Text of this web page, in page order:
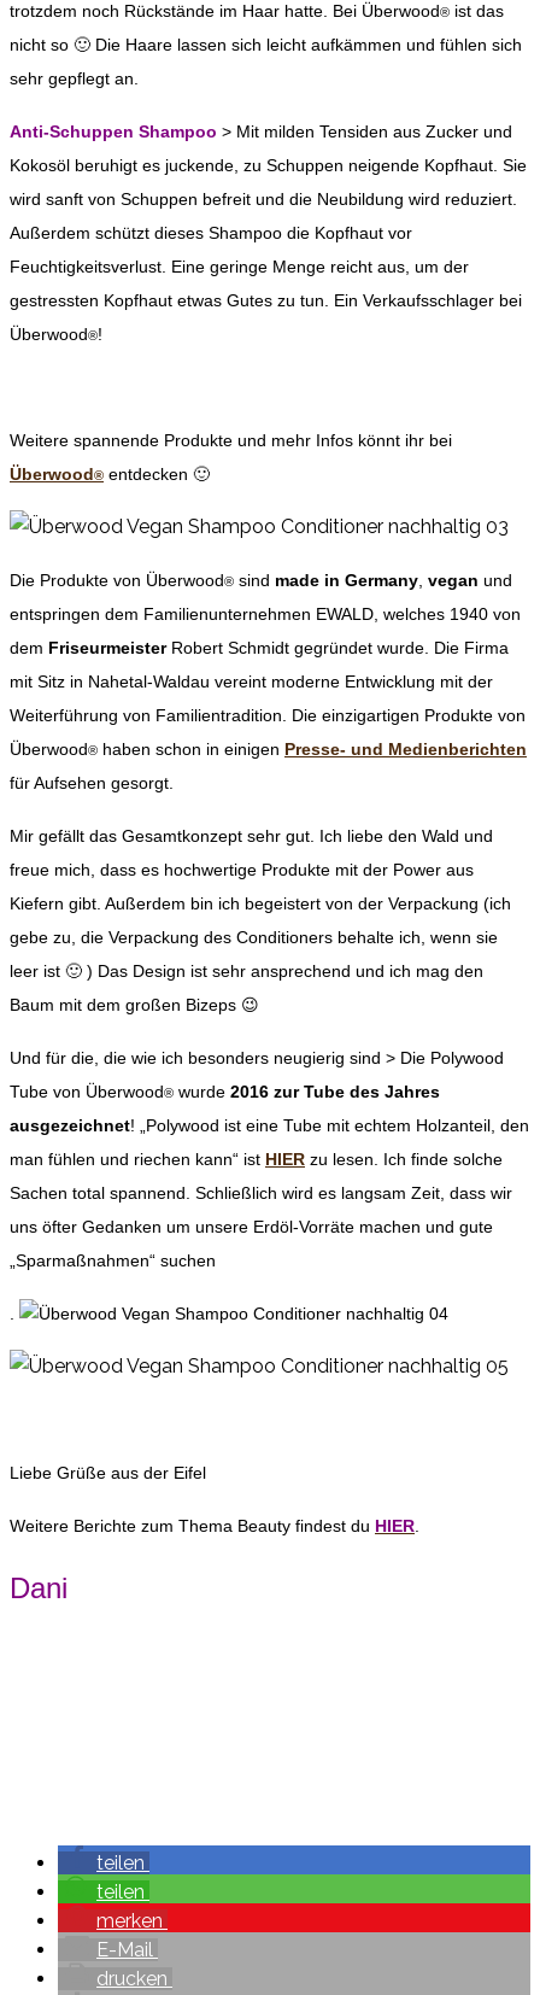
trotzdem noch Rückstände im Haar hatte. Bei Überwood® ist das
nicht so 🙂 Die Haare lassen sich leicht aufkämmen und fühlen sich
sehr gepflegt an.
Anti-Schuppen Shampoo > Mit milden Tensiden aus Zucker und
Kokosöl beruhigt es juckende, zu Schuppen neigende Kopfhaut. Sie
wird sanft von Schuppen befreit und die Neubildung wird reduziert.
Außerdem schützt dieses Shampoo die Kopfhaut vor
Feuchtigkeitsverlust. Eine geringe Menge reicht aus, um der
gestressten Kopfhaut etwas Gutes zu tun. Ein Verkaufsschlager bei
Überwood®!
Weitere spannende Produkte und mehr Infos könnt ihr bei
Überwood® entdecken 🙂
Die Produkte von Überwood® sind made in Germany vegan und
entspringen dem Familienunternehmen EWALD, welches 1940 von
dem FriseurmeisterRobert Schmidt gegründet wurde. Die Firma
mit Sitz in Nahetal-Waldau vereint moderne Entwicklung mit der
Weiterführung von Familientradition. Die einzigartigen Produkte von
Überwood® haben schon in einigen Presse- und Medienberichten
für Aufsehen gesorgt.
Mir gefällt das Gesamtkonzept sehr gut. Ich liebe den Wald und
freue mich, dass es hochwertige Produkte mit der Power aus
Kiefern gibt. Außerdem bin ich begeistert von der Verpackung (ich
gebe zu, die Verpackung des Conditioners behalte ich, wenn sie
leer ist 🙂 ) Das Design ist sehr ansprechend und ich mag den
Baum mit dem großen Bizeps 😉
Und für die, die wie ich besonders neugierig sind > Die Polywood
Tube von Überwood® wurde 2016 zur Tube des Jahres
ausgezeichnet! „Polywood ist eine Tube mit echtem Holzanteil, den
man fühlen und riechen kann“ ist HIER zu lesen. Ich finde solche
Sachen total spannend. Schließlich wird es langsam Zeit, dass wir
uns öfter Gedanken um unsere Erdöl-Vorräte machen und gute
„Sparmaßnahmen“ suchen
Liebe Grüße aus der Eifel
Weitere Berichte zum Thema Beauty findest du HIER
Dani
teilen
teilen
merken
E-Mail
drucken